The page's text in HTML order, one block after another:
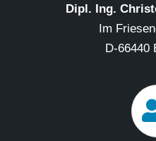
Dipl. Ing.
Im
D-66440